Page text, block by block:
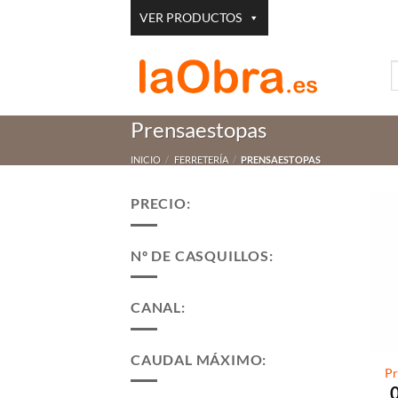
VER PRODUCTOS
Prensaestopas
INICIO / FERRETERÍA / PRENSAESTOPAS
PRECIO:
Nº DE CASQUILLOS:
CANAL:
CAUDAL MÁXIMO: